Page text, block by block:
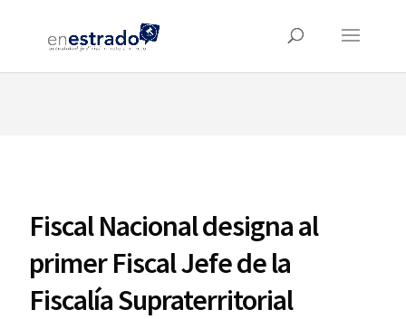
⚠️ Hosting plan for this site has expired.
avoid service disruption.
Fiscal Nacional designa al
primer Fiscal Jefe de la
Fiscalía Supraterritorial